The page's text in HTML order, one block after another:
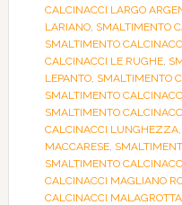
CALCINACCI LARGO
LARIANO, SMALTIMENTO
SMALTIMENTO
CALCINACCI LE RUGHE,
LEPANTO, SMALTIMENTO
SMALTIMENTO
SMALTIMENTO
CALCINACCI LUNGHEZZA,
MACCARESE,
SMALTIMENTO
CALCINACCI MAGLIANO
CALCINACCI MALAGROTTA